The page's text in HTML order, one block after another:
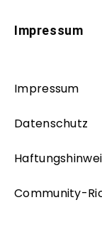
Impressum
Impressum
Datenschutz
Community-